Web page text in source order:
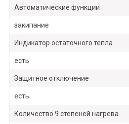
Автоматические функции
закипание
Индикатор остаточного тепла
есть
Защитное отключение
есть
Количество 9 степеней нагрева